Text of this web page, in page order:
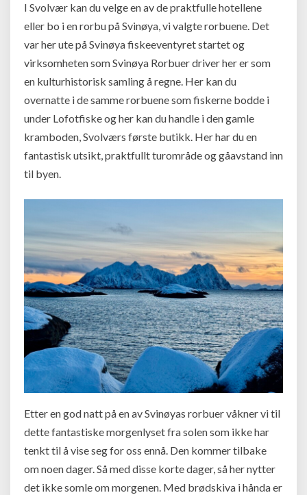
I Svolvær kan du velge en av de praktfulle hotellene
eller bo i en rorbu på Svinøya, vi valgte rorbuene. Det
var her ute på Svinøya fiskeeventyret startet og
virksomheten som Svinøya Rorbuer driver her er som
en kulturhistorisk samling å regne. Her kan du
overnatte i de samme rorbuene som fiskerne bodde i
under Lofotfiske og her kan du handle i den gamle
kramboden, Svolværs første butikk. Her har du en
fantastisk utsikt, praktfullt turområde og gåavstand inn
til byen.
Etter en god natt på en av Svinøyas rorbuer våkner vi til
dette fantastiske morgenlyset fra solen som ikke har
tenkt til å vise seg for oss ennå. Den kommer tilbake
om noen dager. Så med disse korte dager, så her nytter
det ikke somle om morgenen. Med brødskiva i hånda er